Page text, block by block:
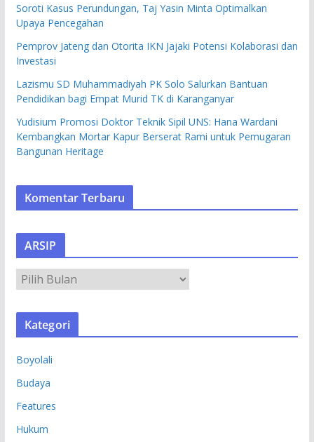
Soroti Kasus Perundungan, Taj Yasin Minta Optimalkan
Upaya Pencegahan
Pemprov Jateng dan Otorita IKN Jajaki Potensi Kolaborasi dan
Investasi
Lazismu SD Muhammadiyah PK Solo Salurkan Bantuan
Pendidikan bagi Empat Murid TK di Karanganyar
Yudisium Promosi Doktor Teknik Sipil UNS: Hana Wardani
Kembangkan Mortar Kapur Berserat Rami untuk Pemugaran
Bangunan Heritage
Komentar Terbaru
ARSIP
R
S
Kategori
Boyolali
Budaya
Features
Hukum